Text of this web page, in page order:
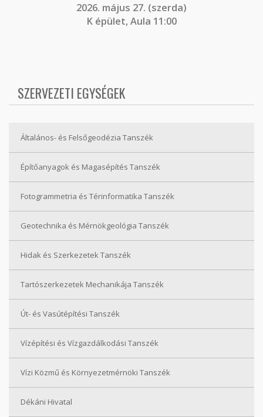
2026. május 27. (szerda)
K épület, Aula 11:00
SZERVEZETI EGYSÉGEK
Általános- és Felsőgeodézia Tanszék
Építőanyagok és Magasépítés Tanszék
Fotogrammetria és Térinformatika Tanszék
Geotechnika és Mérnökgeológia Tanszék
Hidak és Szerkezetek Tanszék
Tartószerkezetek Mechanikája Tanszék
Út- és Vasútépítési Tanszék
Vízépítési és Vízgazdálkodási Tanszék
Vízi Közmű és Környezetmérnöki Tanszék
Dékáni Hivatal